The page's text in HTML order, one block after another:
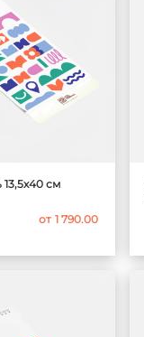
см
от 1 790.00